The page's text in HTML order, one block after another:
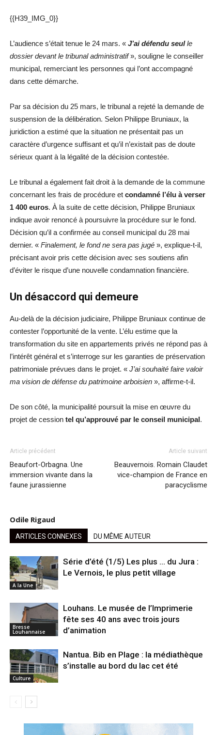
{{H39_IMG_0}}
L’audience s’était tenue le 24 mars. « J’ai défendu seulle
dossier devant le tribunal administratif», souligne le conseiller
municipal, remerciant les personnes qui l’ont accompagné
dans cette démarche.
Par sa décision du 25 mars, le tribunal a rejeté la demande de
suspension de la délibération. Selon Philippe Bruniaux, la
juridiction a estimé que la situation ne présentait pas un
caractère d’urgence suffisant et qu’il n’existait pas de doute
sérieux quant à la légalité de la décision contestée.
Le tribunal a également fait droit à la demande de la commune
concernant les frais de procédure et condamné l’élu à verser
1 400 euros. À la suite de cette décision, Philippe Bruniaux
indique avoir renoncé à poursuivre la procédure sur le fond.
Décision qu’il a confirmée au conseil municipal du 28 mai
dernier. « Finalement, le fond ne sera pas jugé », explique-t-il,
précisant avoir pris cette décision avec ses soutiens afin
d’éviter le risque d’une nouvelle condamnation financière.
Un désaccord qui demeure
Au-delà de la décision judiciaire, Philippe Bruniaux continue de
contester l’opportunité de la vente. L’élu estime que la
transformation du site en appartements privés ne répond pas à
l’intérêt général et s’interroge sur les garanties de préservation
patrimoniale prévues dans le projet. « J’ai souhaité faire valoir
ma vision de défense du patrimoine arboisien », affirme-t-il.
De son côté, la municipalité poursuit la mise en œuvre du
projet de cession tel qu’approuvé par le conseil municipal.
Article précédent
Beaufort-Orbagna. Une
immersion vivante dans la
faune jurassienne
Article suivant
Beauvernois. Romain Claudet
vice-champion de France en
paracyclisme
Odile Rigaud
ARTICLES CONNEXES DU MÊME AUTEUR
A la Une
Série d’été (1/5) Les plus … du Jura :
Le Vernois, le plus petit village
Bresse
Louhannaise
Louhans. Le musée de l’Imprimerie
fête ses 40 ans avec trois jours
d’animation
Culture
Nantua. Bib en Plage : la médiathèque
s’installe au bord du lac cet été